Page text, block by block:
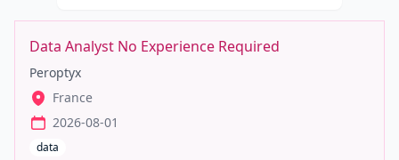
Data Analyst No Experience Required
Peroptyx
France
2026-08-01
data